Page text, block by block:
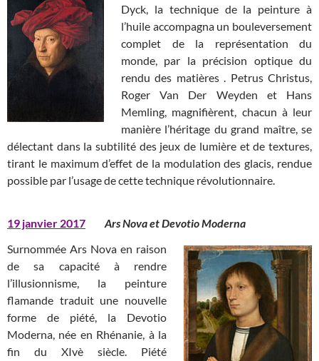
Dyck, la technique de la peinture à
l’huile accompagna un bouleversement
complet de la représentation du
monde, par la précision optique du
rendu des matières . Petrus Christus,
Roger Van Der Weyden et Hans
Memling, magnifièrent, chacun à leur
manière l’héritage du grand maître, se
délectant dans la subtilité des jeux de lumière et de textures,
tirant le maximum d’effet de la modulation des glacis, rendue
possible par l’usage de cette technique révolutionnaire.
19 janvier 2017
Ars Nova et Devotio Moderna
Surnommée Ars Nova en raison
de sa capacité à rendre
l’illusionnisme, la peinture
flamande traduit une nouvelle
forme de piété, la Devotio
Moderna, née en Rhénanie, à la
fin du XIvè siècle. Piété